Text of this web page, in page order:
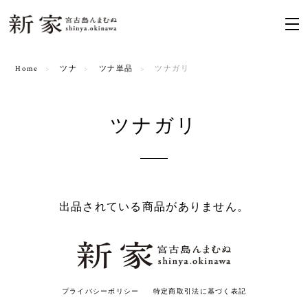
Home ツナ ツナ単品 ツナガリ
ツナガリ
出品されている商品がありません。
プライバシーポリシー 特定商取引法に基づく表記